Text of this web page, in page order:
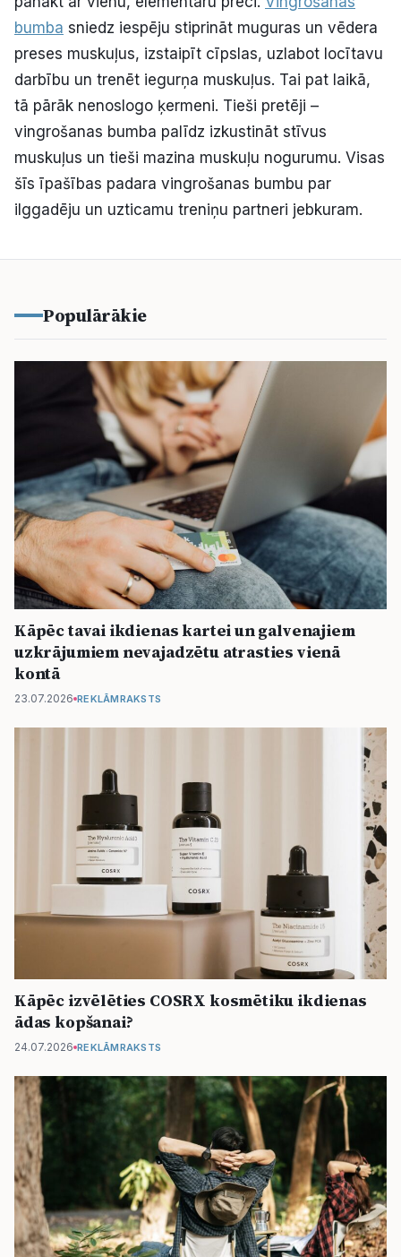
bumba sniedz iespēju stiprināt muguras un vēdera
preses muskuļus, izstaipīt cīpslas, uzlabot locītavu
darbību un trenēt iegurņa muskuļus. Tai pat laikā,
tā pārāk nenoslogo ķermeni. Tieši pretēji –
vingrošanas bumba palīdz izkustināt stīvus
muskuļus un tieši mazina muskuļu nogurumu. Visas
šīs īpašības padara vingrošanas bumbu par
ilggadēju un uzticamu treniņu partneri jebkuram.
Populārākie
Kāpēc tavai ikdienas kartei un galvenajiem
uzkrājumiem nevajadzētu atrasties vienā
kontā
23.07.2026 REKLĀMRAKSTS
Kāpēc izvēlēties COSRX kosmētiku ikdienas
ādas kopšanai?
24.07.2026 REKLĀMRAKSTS